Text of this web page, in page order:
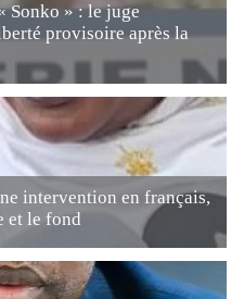
Sonko » : le juge
provisoire après la
intervention en français,
et le fond